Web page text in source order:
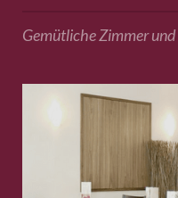
Gemütliche Zimmer